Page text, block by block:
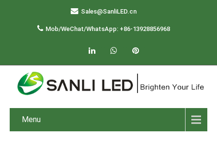
Sales@SanliLED.cn
Mob/WeChat/WhatsApp: +86-13928856968
Menu